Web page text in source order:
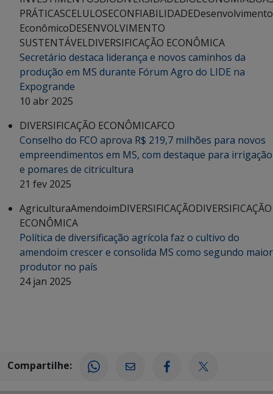
PRÁTICASCELULOSECONFIABILIDADEDesenvolvimento
EconômicoDESENVOLVIMENTO
SUSTENTÁVELDIVERSIFICAÇÃO ECONÔMICA
Secretário destaca liderança e novos caminhos da
produção em MS durante Fórum Agro do LIDE na
Expogrande
10 abr 2025
DIVERSIFICAÇÃO ECONÔMICAFCO
Conselho do FCO aprova R$ 219,7 milhões para novos
empreendimentos em MS, com destaque para irrigação
e pomares de citricultura
21 fev 2025
AgriculturaAmendoimDIVERSIFICAÇÃODIVERSIFICAÇÃO
ECONÔMICA
Política de diversificação agrícola faz o cultivo do
amendoim crescer e consolida MS como segundo maior
produtor no país
24 jan 2025
Compartilhe: